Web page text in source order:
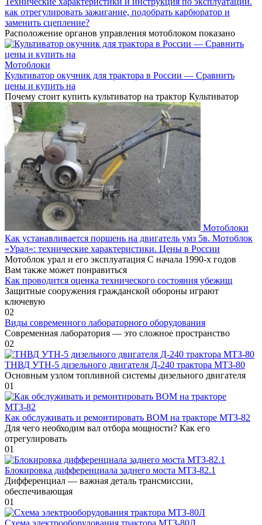
как отрегулировать зажигание, подобрать карбюратор и
заменить сцепление?
Расположение органов управления мотоблоком показано
Мотоблоки
Культиватор окучник для трактора в России — Сравнить
цены и купить на
Почему стоит купить культиватор на трактор Культиватор
Мотоблоки
Как устанавливается поршень на двигатель умз 5в. Мотоблок
«Урал»: технические характеристики. Цены в России
Мотоблок урал и его эксплуатация С начала 1990-х годов
Вам также может понравиться
Как проводится оценка технического состояния убежищ
Защитные сооружения гражданской обороны играют
ключевую
02
Виды современного лабораторного оборудования
Современная лаборатория — это сложное пространство
02
ТНВД УТН-5 дизельного двигателя Д-240 трактора МТЗ-80
Основным узлом топливной системы дизельного двигателя
01
Как обслуживать и ремонтировать ВОМ на тракторе МТЗ-82
Для чего необходим вал отбора мощности? Как его
отрегулировать
01
Блокировка дифференциала заднего моста МТЗ-82.1
Дифференциал — важная деталь трансмиссии,
обеспечивающая
01
Схема электрооборудования трактора МТЗ-80Л